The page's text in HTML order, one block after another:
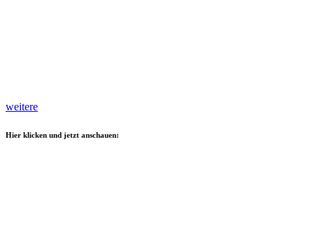
weitere
Hier klicken und jetzt anschauen: